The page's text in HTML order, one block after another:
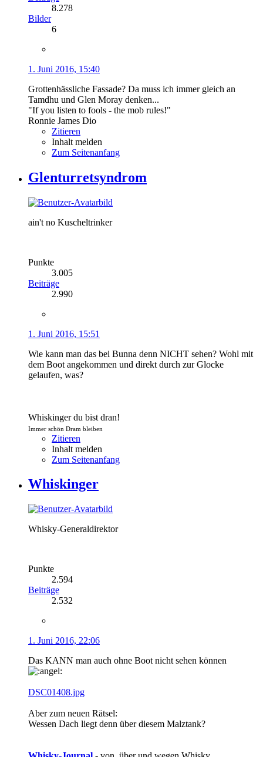
8.278
Bilder
6
1. Juni 2016, 15:40
Grottenhässliche Fassade? Da muss ich immer gleich an
Tamdhu und Glen Moray denken...
"If you listen to fools - the mob rules!"
Ronnie James Dio
Zitieren
Inhalt melden
Zum Seitenanfang
Glenturretsyndrom
ain't no Kuscheltrinker
Punkte
3.005
Beiträge
2.990
1. Juni 2016, 15:51
Wie kann man das bei Bunna denn NICHT sehen? Wohl mit
dem Boot angekommen und direkt durch zur Glocke
gelaufen, was?
Whiskinger du bist dran!
Immer schön Dram bleiben
Zitieren
Inhalt melden
Zum Seitenanfang
Whiskinger
Whisky-Generaldirektor
Punkte
2.594
Beiträge
2.532
1. Juni 2016, 22:06
Das KANN man auch ohne Boot nicht sehen können
DSC01408.jpg
Aber zum neuen Rätsel:
Wessen Dach liegt denn über diesem Malztank?